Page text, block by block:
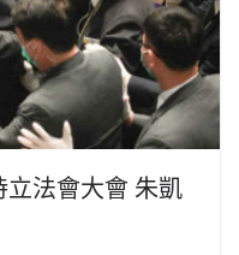
法會大會 朱凱